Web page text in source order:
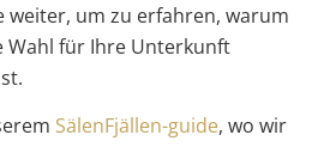
weiter, um zu erfahren, warum
Wahl für Ihre Unterkunft
SälenFjällen-guide, wo wir